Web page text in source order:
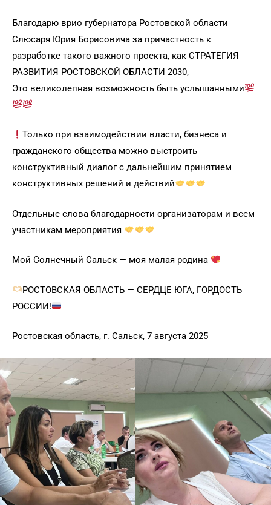
Благодарю врио губернатора Ростовской области
Слюсаря Юрия Борисовича за причастность к
разработке такого важного проекта, как СТРАТЕГИЯ
РАЗВИТИЯ РОСТОВСКОЙ ОБЛАСТИ 2030,
Это великолепная возможность быть услышанными
Только при взаимодействии власти, бизнеса и
гражданского общества можно выстроить
конструктивный диалог с дальнейшим принятием
конструктивных решений и действий
Отдельные слова благодарности организаторам и всем
участникам мероприятия
Мой Солнечный Сальск — моя малая родина
РОСТОВСКАЯ ОБЛАСТЬ — СЕРДЦЕ ЮГА, ГОРДОСТЬ
РОССИИ!
Ростовская область, г. Сальск, 7 августа 2025